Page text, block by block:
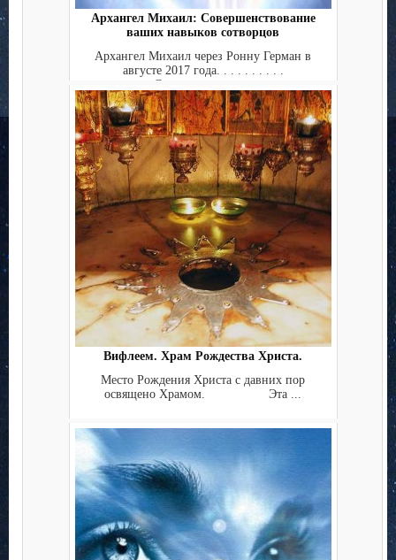
Архангел Михаил: Совершенствование
ваших навыков сотворцов
Архангел Михаил через Ронну Герман в
августе 2017 года. . . . . . . . . .
Совершенствова...
Вифлеем. Храм Рождества Христа.
Место Рождения Христа с давних пор
освящено Храмом. Эта ...